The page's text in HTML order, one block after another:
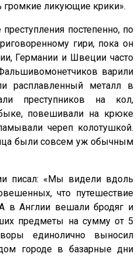
громкие ликующие крики».
постепенно, по
гири, пока он
Германии и Швеции часто
варили
расплавленный металл в
преступников на кол,
повешивали на крюке
череп колотушкой.
были совсем уж обычным
писал: «Мы видели вдоль
что путешествие
в Англии вешали бродяг и
предметы на сумму от 5
единолично выносил
городе в базарные дни